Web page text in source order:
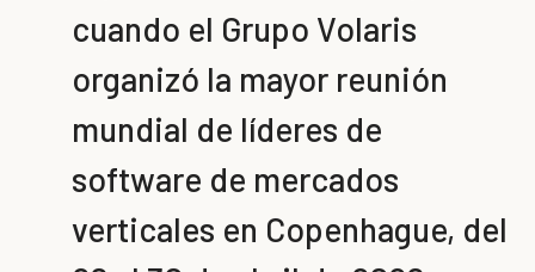
cuando el Grupo Volaris
organizó la mayor reunión
mundial de líderes de
software de mercados
verticales en Copenhague, del